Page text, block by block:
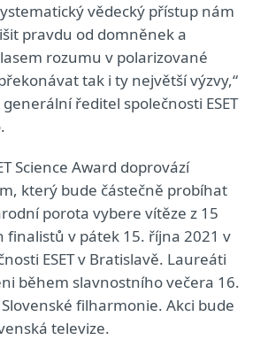
vědecký přístup nám
pravdu od domněnek a
rozumu v polarizované
tak i ty největší výzvy,“
ředitel společnosti ESET
Science Award doprovází
který bude částečně probíhat
porota vybere vítěze z 15
finalistů v pátek 15. října 2021 v
ESET v Bratislavě. Laureáti
během slavnostního večera 16.
filharmonie. Akci bude
televize.